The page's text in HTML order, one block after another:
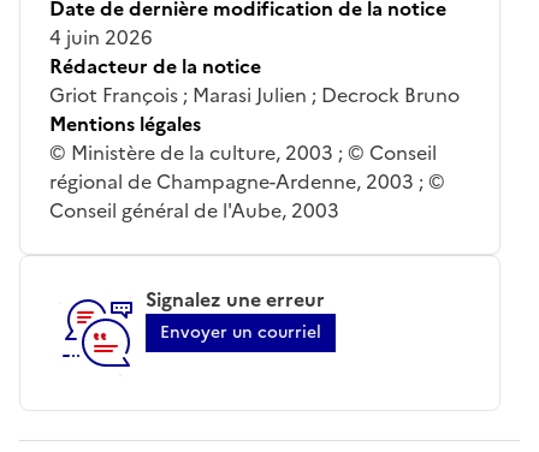
Date de dernière modification de la notice
4 juin 2026
Rédacteur de la notice
Griot François ; Marasi Julien ; Decrock Bruno
Mentions légales
© Ministère de la culture, 2003 ; © Conseil
régional de Champagne-Ardenne, 2003 ; ©
Conseil général de l'Aube, 2003
Signalez une erreur
Envoyer un courriel